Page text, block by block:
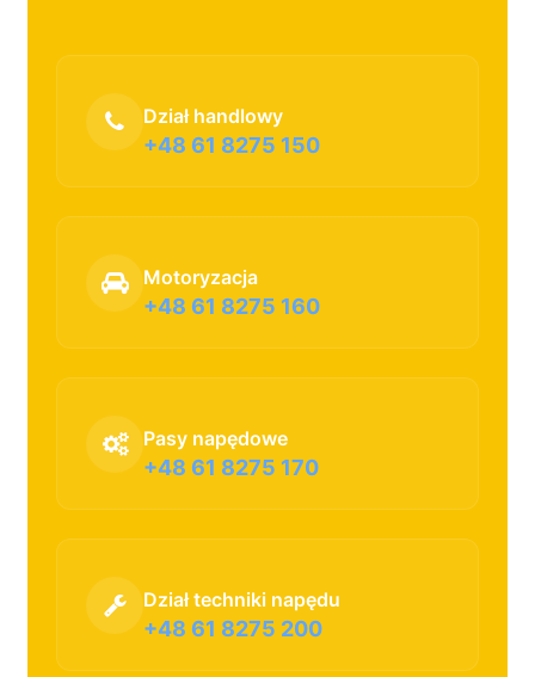
Dział handlowy
+48 61 8275 150
Motoryzacja
+48 61 8275 160
Pasy napędowe
+48 61 8275 170
Dział techniki napędu
+48 61 8275 200